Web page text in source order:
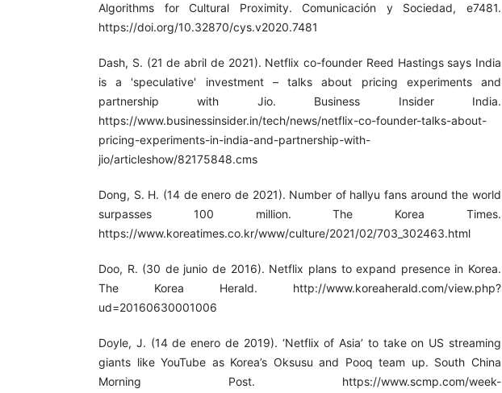
Algorithms for Cultural Proximity. Comunicación y Sociedad, e7481.
https://doi.org/10.32870/cys.v2020.7481
Dash, S. (21 de abril de 2021). Netflix co-founder Reed Hastings says India
is a 'speculative' investment – talks about pricing experiments and
partnership with Jio. Business Insider India.
https://www.businessinsider.in/tech/news/netflix-co-founder-talks-about-
pricing-experiments-in-india-and-partnership-with-
jio/articleshow/82175848.cms
Dong, S. H. (14 de enero de 2021). Number of hallyu fans around the world
surpasses 100 million. The Korea Times.
https://www.koreatimes.co.kr/www/culture/2021/02/703_302463.html
Doo, R. (30 de junio de 2016). Netflix plans to expand presence in Korea.
The Korea Herald. http://www.koreaherald.com/view.php?
ud=20160630001006
Doyle, J. (14 de enero de 2019). ‘Netflix of Asia’ to take on US streaming
giants like YouTube as Korea’s Oksusu and Pooq team up. South China
Morning Post. https://www.scmp.com/week-